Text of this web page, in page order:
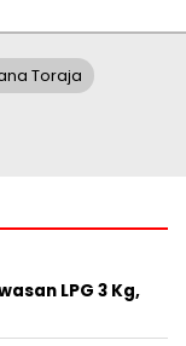
Toraja
LPG 3 Kg,